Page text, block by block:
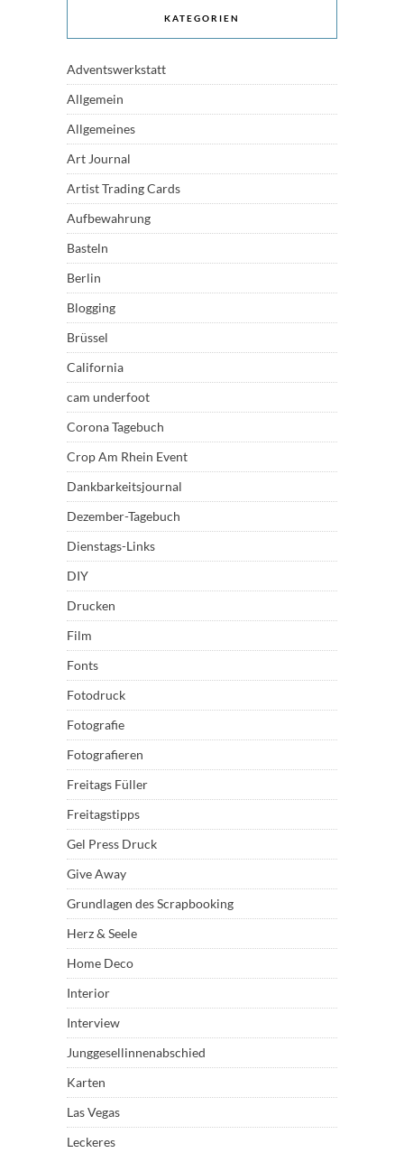
KATEGORIEN
Adventswerkstatt
Allgemein
Allgemeines
Art Journal
Artist Trading Cards
Aufbewahrung
Basteln
Berlin
Blogging
Brüssel
California
cam underfoot
Corona Tagebuch
Crop Am Rhein Event
Dankbarkeitsjournal
Dezember-Tagebuch
Dienstags-Links
DIY
Drucken
Film
Fonts
Fotodruck
Fotografie
Fotografieren
Freitags Füller
Freitagstipps
Gel Press Druck
Give Away
Grundlagen des Scrapbooking
Herz & Seele
Home Deco
Interior
Interview
Junggesellinnenabschied
Karten
Las Vegas
Leckeres